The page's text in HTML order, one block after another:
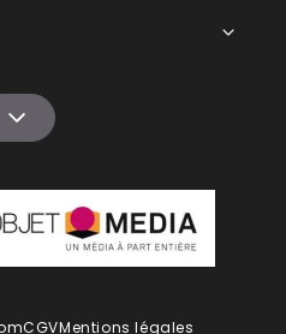
CGVMentions légales